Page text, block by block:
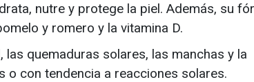
nutre y protege la piel. Además, su
y romero y la vitamina D.
quemaduras solares, las manchas y la
o con tendencia a reacciones solares.